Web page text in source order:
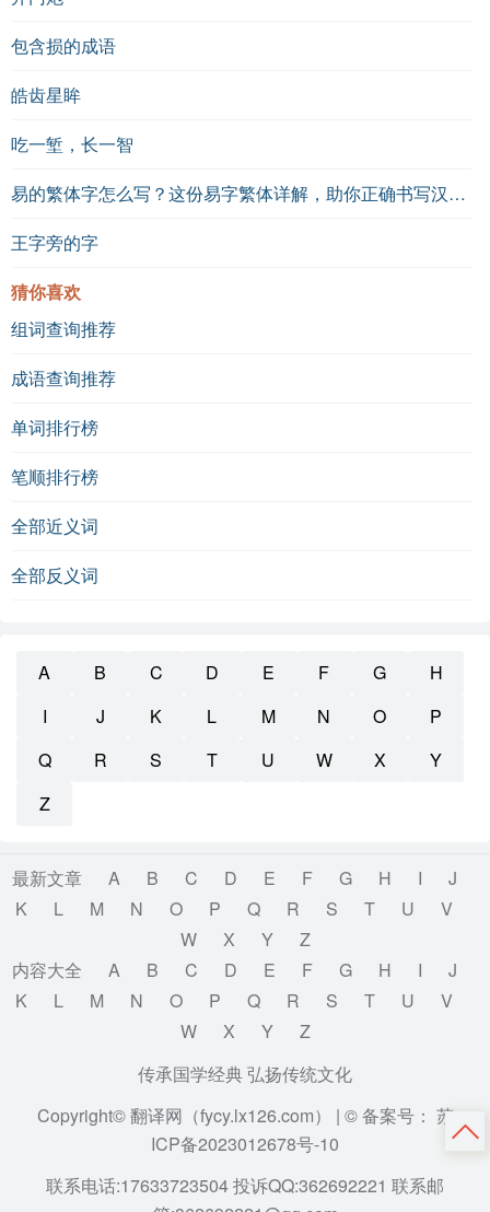
包含损的成语
皓齿星眸
吃一堑，长一智
易的繁体字怎么写？这份易字繁体详解，助你正确书写汉字_汉字繁体学习
王字旁的字
猜你喜欢
组词查询推荐
成语查询推荐
单词排行榜
笔顺排行榜
全部近义词
全部反义词
A B C D E F G
H
I
J K L M N O
P
Q
R S T U W X
Y
Z
最新文章 A B C D E F G H I
J
K
L M N O P Q R S T U
V
W
X Y
Z
内容大全
A B C D E F G H I
J
K
L M N O P Q R S T U
V
W
X Y
Z
传承国学经典 弘扬传统文化
Copyright© 翻译网（fycy.lx126.com） | © 备案号： 苏
ICP备2023012678号-10
联系电话:17633723504 投诉QQ:362692221 联系邮